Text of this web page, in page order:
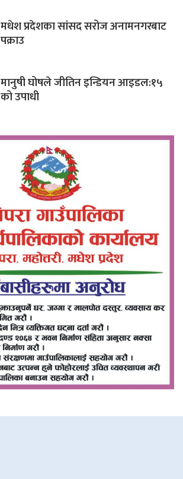
मधेश प्रदेशका सांसद सरोज अनामनगरबाट
पक्राउ
मानुषी घोषले जीतिन इन्डियन आइडल:१५
को उपाधी